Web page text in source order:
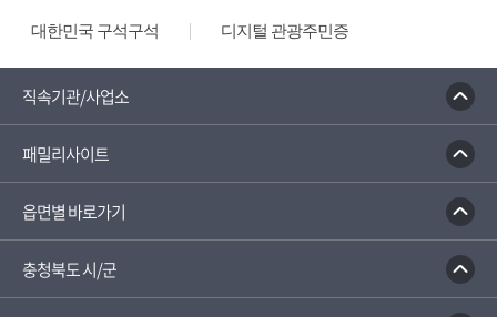
대한민국 구석구석
디지털 관광주민증
문화체육관광부
괴산장터
직속기관/사업소
패밀리사이트
읍면별 바로가기
충청북도 시/군